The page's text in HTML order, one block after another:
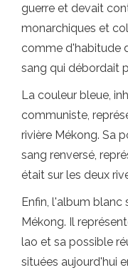
guerre et devait
monarchiques et
comme d'habitude
sang qui débordait
La couleur bleue,
communiste,
rivière Mékong. Sa
sang renversé,
était sur les deux
Enfin, l'album blanc
Mékong. Il
lao et sa possible
situées aujourd'hui